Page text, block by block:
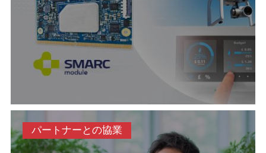
パートナーとの協業